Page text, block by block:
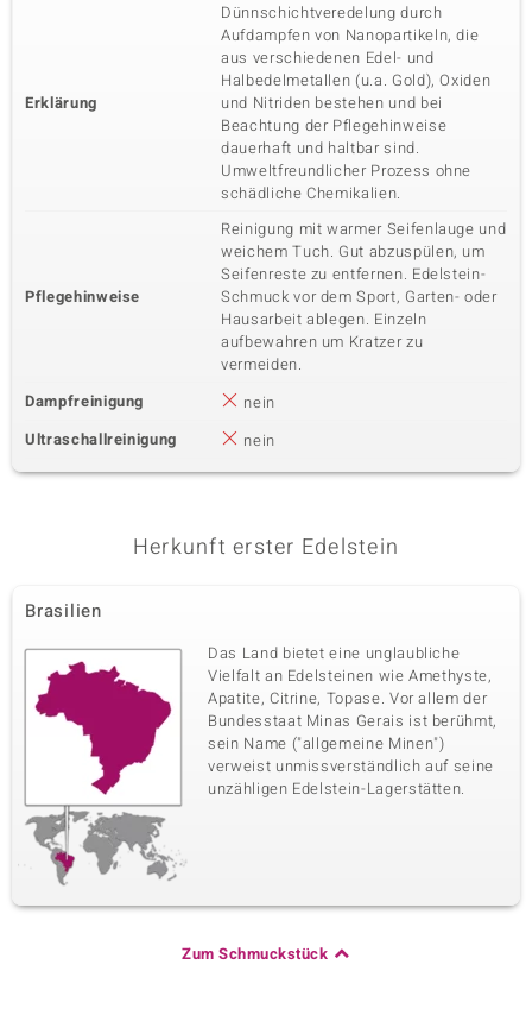
Erklärung
Dünnschichtveredelung durch
Aufdampfen von Nanopartikeln, die
aus verschiedenen Edel- und
Halbedelmetallen (u.a. Gold), Oxiden
und Nitriden bestehen und bei
Beachtung der Pflegehinweise
dauerhaft und haltbar sind.
Umweltfreundlicher Prozess ohne
schädliche Chemikalien.
Pflegehinweise
Reinigung mit warmer Seifenlauge und
weichem Tuch. Gut abzuspülen, um
Seifenreste zu entfernen. Edelstein-
Schmuck vor dem Sport, Garten- oder
Hausarbeit ablegen. Einzeln
aufbewahren um Kratzer zu
vermeiden.
Dampfreinigung
nein
Ultraschallreinigung
nein
Herkunft erster Edelstein
Brasilien
Das Land bietet eine unglaubliche
Vielfalt an Edelsteinen wie Amethyste,
Apatite, Citrine, Topase. Vor allem der
Bundesstaat Minas Gerais ist berühmt,
sein Name ("allgemeine Minen")
verweist unmissverständlich auf seine
unzähligen Edelstein-Lagerstätten.
Zum Schmuckstück